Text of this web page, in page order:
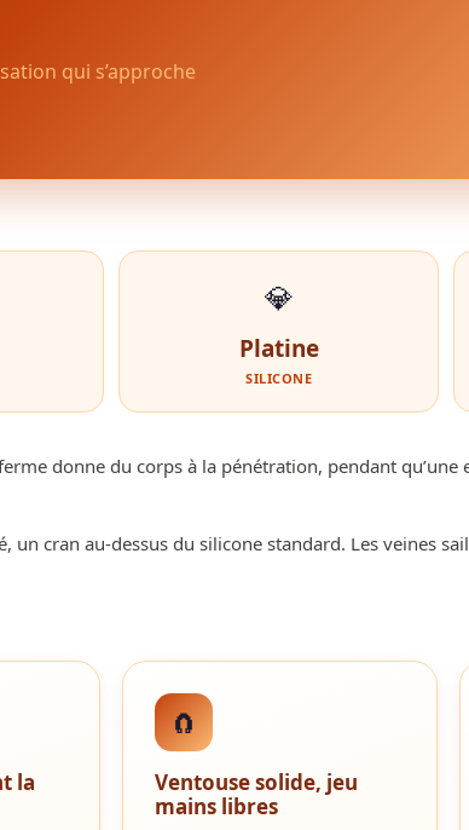
qui s’approche
💎
Platine
SILICONE
donne du corps à la pénétration, pendant qu’une
cran au-dessus du silicone standard. Les veines
la
🧲
Ventouse solide, jeu
mains libres